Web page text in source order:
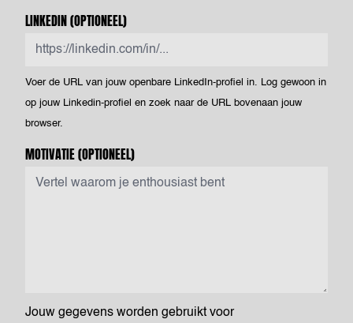
LINKEDIN(OPTIONEEL)
Voer de URL van jouw openbare LinkedIn-profiel in. Log gewoon in
op jouw Linkedin-profiel en zoek naar de URL bovenaan jouw
browser.
MOTIVATIE(OPTIONEEL)
Jouw gegevens worden gebruikt voor